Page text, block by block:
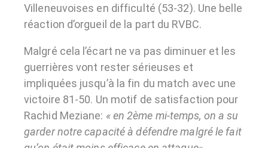
Villeneuvoises en difficulté (53-32). Une belle
réaction d’orgueil de la part du RVBC.
Malgré cela l’écart ne va pas diminuer et les
guerrières vont rester sérieuses et
impliquées jusqu’à la fin du match avec une
victoire 81-50. Un motif de satisfaction pour
Rachid Meziane: « en 2ème mi-temps, on a su
garder notre capacité à défendre malgré le fait